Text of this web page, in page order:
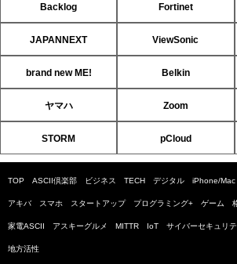
Backlog Fortinet
JAPANNEXT ViewSonic
brand new ME! Belkin
ヤマハ Zoom
STORM pCloud
TOP ASCII倶楽部 ビジネス TECH デジタル iPhone/Mac
アキバ スマホ スタートアップ プログラミング+ ゲーム
家電ASCII アスキーグルメ MITTR IoT サイバーセキュリ
地方活性